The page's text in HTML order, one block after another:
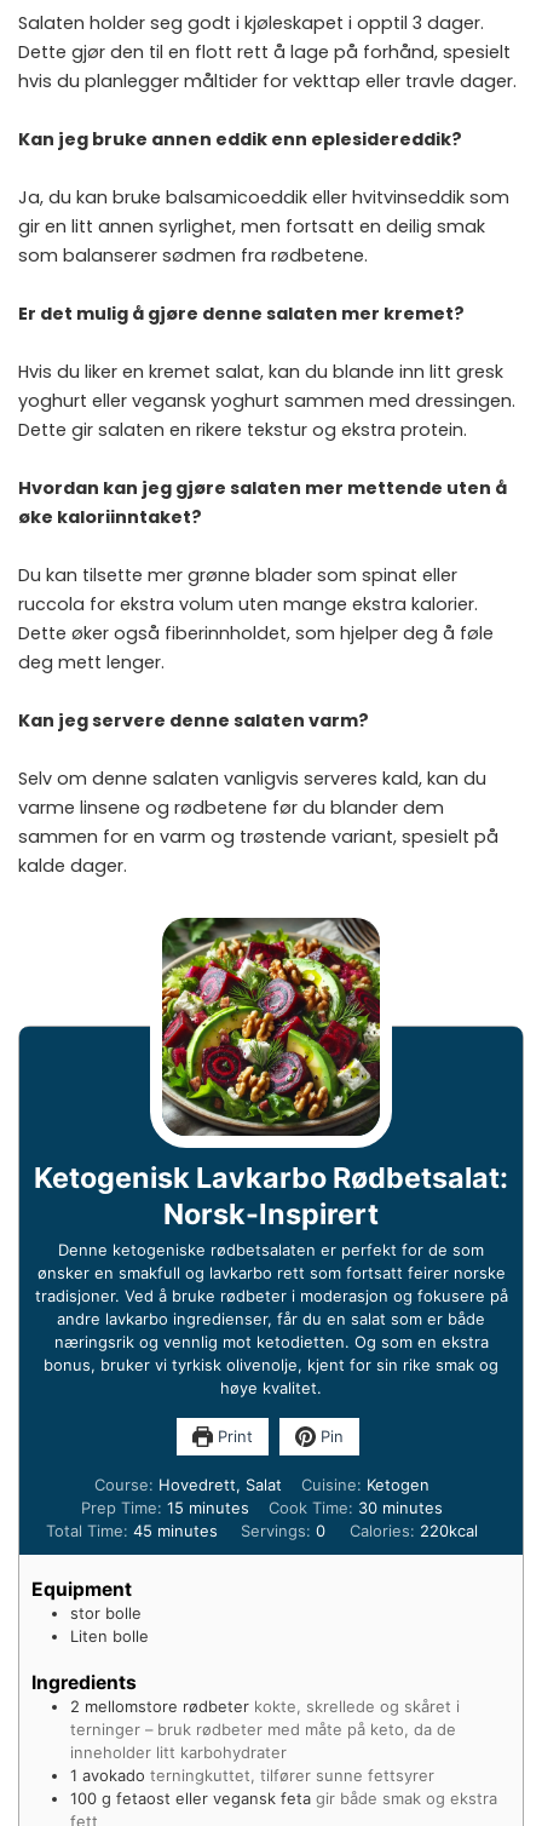
Salaten holder seg godt i kjøleskapet i opptil 3 dager.
Dette gjør den til en flott rett å lage på forhånd, spesielt
hvis du planlegger måltider for vekttap eller travle dager.
Kan jeg bruke annen eddik enn eplesidereddik?
Ja, du kan bruke balsamicoeddik eller hvitvinseddik som
gir en litt annen syrlighet, men fortsatt en deilig smak
som balanserer sødmen fra rødbetene.
Er det mulig å gjøre denne salaten mer kremet?
Hvis du liker en kremet salat, kan du blande inn litt gresk
yoghurt eller vegansk yoghurt sammen med dressingen.
Dette gir salaten en rikere tekstur og ekstra protein.
Hvordan kan jeg gjøre salaten mer mettende uten å
øke kaloriinntaket?
Du kan tilsette mer grønne blader som spinat eller
ruccola for ekstra volum uten mange ekstra kalorier.
Dette øker også fiberinnholdet, som hjelper deg å føle
deg mett lenger.
Kan jeg servere denne salaten varm?
Selv om denne salaten vanligvis serveres kald, kan du
varme linsene og rødbetene før du blander dem
sammen for en varm og trøstende variant, spesielt på
kalde dager.
Ketogenisk Lavkarbo Rødbetsalat:
Norsk-Inspirert
Denne ketogeniske rødbetsalaten er perfekt for de som
ønsker en smakfull og lavkarbo rett som fortsatt feirer norske
tradisjoner. Ved å bruke rødbeter i moderasjon og fokusere på
andre lavkarbo ingredienser, får du en salat som er både
næringsrik og vennlig mot ketodietten. Og som en ekstra
bonus, bruker vi tyrkisk olivenolje, kjent for sin rike smak og
høye kvalitet.
Print Pin
Course: Hovedrett, Salat Cuisine: Ketogen
Prep Time: 15minutes
minutes Cook Time: 30minutes
minutes
Total Time: 45minutes
minutes Servings:0 Calories: 220kcal
Equipment
stor bolle
Liten bolle
Ingredients
2 mellomstore rødbeter kokte, skrellede og skåret i
terninger – bruk rødbeter med måte på keto, da de
inneholder litt karbohydrater
1 avokado terningkuttet, tilfører sunne fettsyrer
100 g fetaost eller vegansk feta gir både smak og ekstra
fett